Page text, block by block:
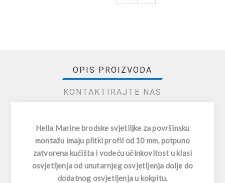
OPIS PROIZVODA
KONTAKTIRAJTE NAS
Hella Marine brodske svjetiljke za površinsku
montažu imaju plitki profil od 10 mm, potpuno
zatvorena kućišta i vodeću učinkovitost u klasi
osvjetljenja od unutarnjeg osvjetljenja dolje do
dodatnog osvjetljenja u kokpitu.